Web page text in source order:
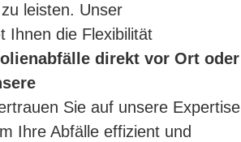
leisten. Unser
Ihnen die Flexibilität
direkt vor Ort oder
Sie auf unsere Expertise
Ihre Abfälle effizient und